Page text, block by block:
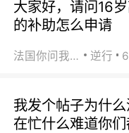
大家好，请问16
的补助怎么申请
法国你问我答 逆行
我发个帖子为什
在忙什么难道你们